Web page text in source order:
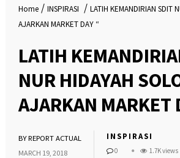
Home / INSPIRASI / LATIH KEMANDIRIAN SDIT
AJARKAN MARKET DAY “
LATIH
NUR HIDAYAH
AJARKAN MARKET
BYREPORT ACTUAL
MARCH 19, 2018
INSPIRASI
0 1.7K views